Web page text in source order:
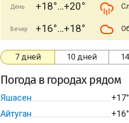
День +18° +20°
Вечер +16° +18°
7 дней 10 дней
Погода в городах рядом
Яшасен +17°
Айтуган
+16°